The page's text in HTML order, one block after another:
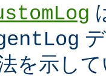
を示し